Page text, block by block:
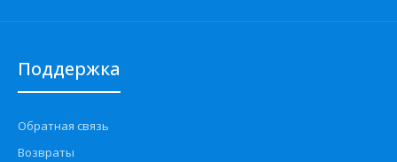
Поддержка
Обратная связь
Возвраты